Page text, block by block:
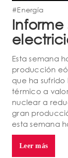
#Energía
Esta semana
producción
que ha sufrido
térmico a
nuclear a
gran
esta semana
Leer más